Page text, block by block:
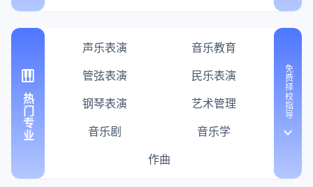
piano
热门专业
声乐表演
音乐教育
管弦表演
民乐表演
钢琴表演
艺术管理
音乐剧
音乐学
作曲
免费择校指导
keyboard_arrow_down